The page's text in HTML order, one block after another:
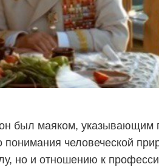
был маяком, указывающим
человеческой
но и отношению к